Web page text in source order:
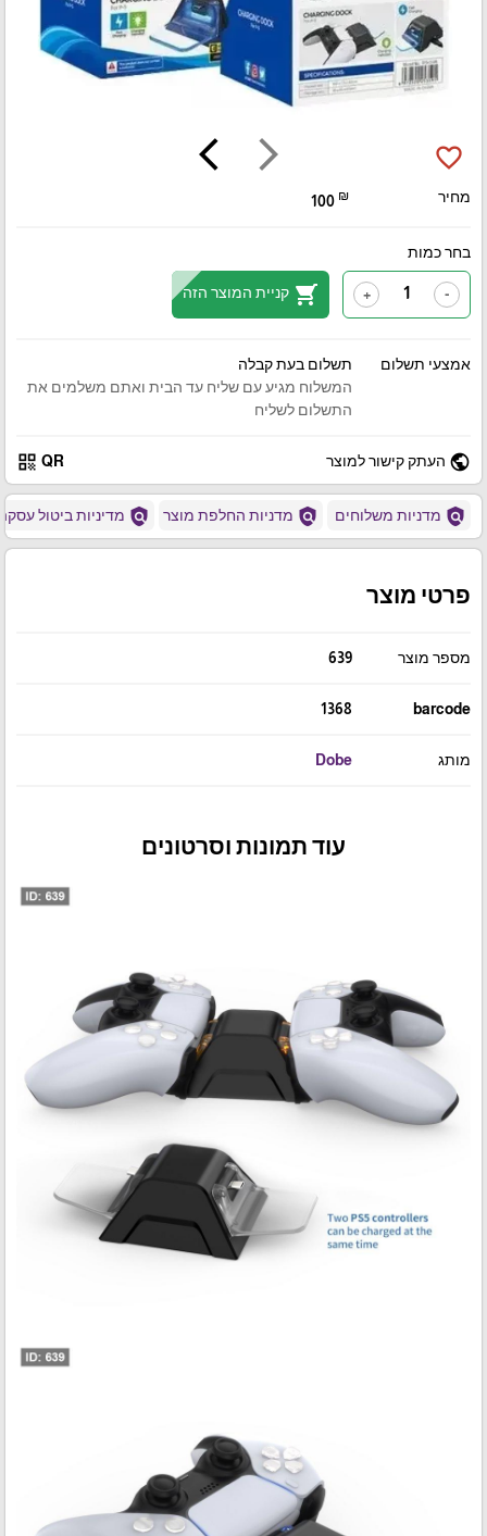
arrow_forward_ios
arrow_back_ios favorite_border
מחיר 100 ₪
בחר כמות
-
+
shopping_cart קניית המוצר הזה
אמצעי תשלום
תשלום בעת קבלה
המשלוח מגיע עם שליח עד הבית ואתם משלמים את
התשלום לשליח
public העתק קישור למוצר QR
qr_code
policy מדניות משלוחים policy מדניות החלפת מוצר policy מדיניות ביטול
פרטי מוצר
מספר מוצר 639
barcode
1368
מותג Dobe
עוד תמונות וסרטונים